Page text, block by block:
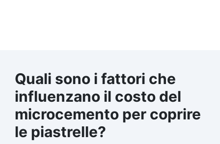
Quali sono i fattori che
influenzano il costo del
microcemento per coprire
le piastrelle?